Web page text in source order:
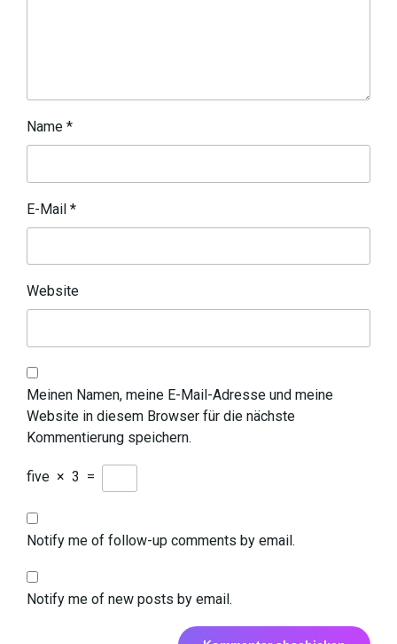
Name *
E-Mail *
Website
Meinen Namen, meine E-Mail-Adresse und meine
Website in diesem Browser für die nächste
Kommentierung speichern.
five × 3 =
Notify me of follow-up comments by email.
Notify me of new posts by email.